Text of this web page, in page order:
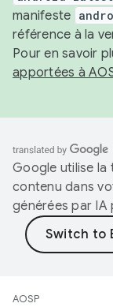
manifeste
référence à la
Pour en savoir
apportées à
Google utilise la
contenu dans
générées par IA
AOSP